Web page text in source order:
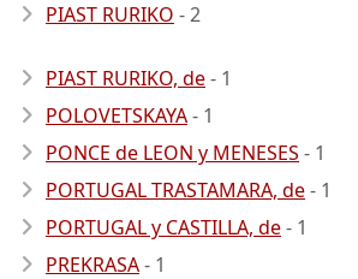
PIAST RURIKO - 2
PIAST RURIKO, de- 1
POLOVETSKAYA- 1
PONCE de LEON y MENESES - 1
PORTUGAL TRASTAMARA, de- 1
PORTUGAL y CASTILLA, de- 1
PREKRASA- 1